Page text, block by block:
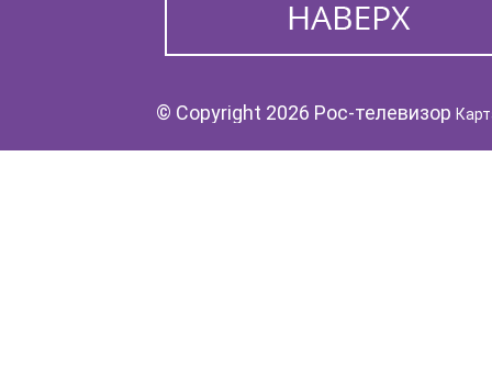
© Copyright 2026 Рос-телевизор